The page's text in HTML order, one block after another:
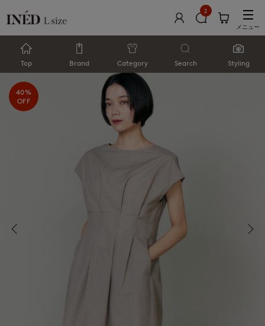
2
メニュー
Top Brand Category Search Styling
40%
OFF